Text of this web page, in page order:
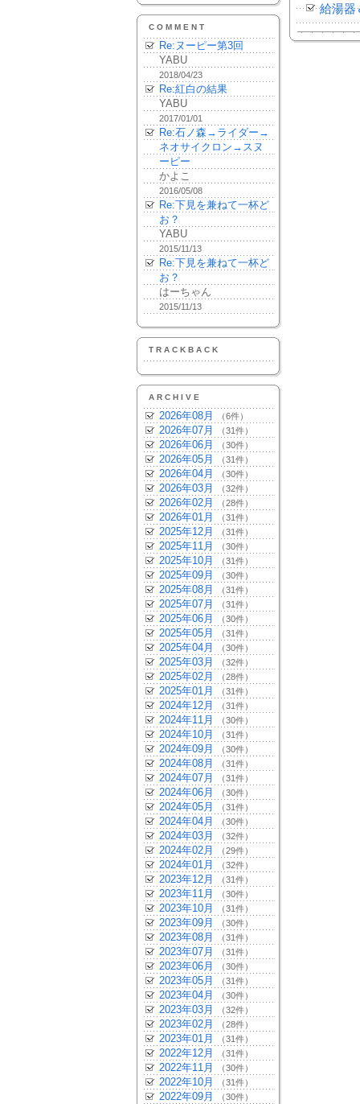
COMMENT
Re:ヌーピー第3回
YABU
2018/04/23
Re:紅白の結果
YABU
2017/01/01
Re:石ノ森→ライダー→
ネオサイクロン→スヌ
ーピー
かよこ
2016/05/08
Re:下見を兼ねて一杯ど
お？
YABU
2015/11/13
Re:下見を兼ねて一杯ど
お？
はーちゃん
2015/11/13
TRACKBACK
ARCHIVE
2026年08月 （6件）
2026年07月 （31件）
2026年06月 （30件）
2026年05月 （31件）
2026年04月 （30件）
2026年03月 （32件）
2026年02月 （28件）
2026年01月 （31件）
2025年12月 （31件）
2025年11月 （30件）
2025年10月 （31件）
2025年09月 （30件）
2025年08月 （31件）
2025年07月 （31件）
2025年06月 （30件）
2025年05月 （31件）
2025年04月 （30件）
2025年03月 （32件）
2025年02月 （28件）
2025年01月 （31件）
2024年12月 （31件）
2024年11月 （30件）
2024年10月 （31件）
2024年09月 （30件）
2024年08月 （31件）
2024年07月 （31件）
2024年06月 （30件）
2024年05月 （31件）
2024年04月 （30件）
2024年03月 （32件）
2024年02月 （29件）
2024年01月 （32件）
2023年12月 （31件）
2023年11月 （30件）
2023年10月 （31件）
2023年09月 （30件）
2023年08月 （31件）
2023年07月 （31件）
2023年06月 （30件）
2023年05月 （31件）
2023年04月 （30件）
2023年03月 （32件）
2023年02月 （28件）
2023年01月 （31件）
2022年12月 （31件）
2022年11月 （30件）
2022年10月 （31件）
2022年09月 （30件）
給湯器